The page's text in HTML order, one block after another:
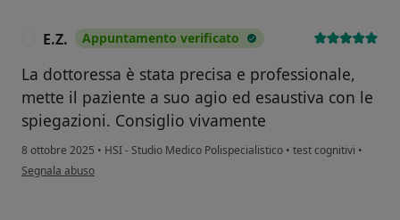
E.Z. Appuntamento verificato
La dottoressa è stata precisa e professionale,
mette il paziente a suo agio ed esaustiva con le
spiegazioni. Consiglio vivamente
8 ottobre 2025 • HSI - Studio Medico Polispecialistico • test cognitivi •
secondo l'opinione dell'utente E.Z.
Segnala abuso